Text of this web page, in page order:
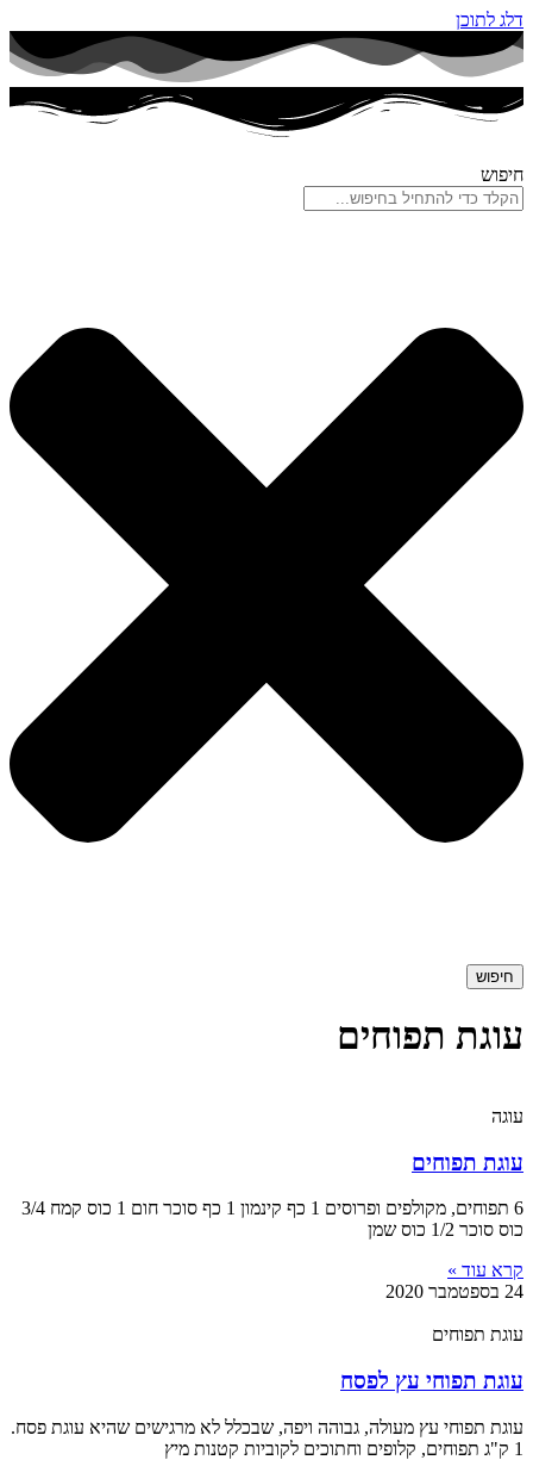
דלג לתוכן
חיפוש
חיפוש
עוגת תפוחים
עוגה
עוגת תפוחים
6 תפוחים, מקולפים ופרוסים 1 כף קינמון 1 כף סוכר חום 1 כוס קמח 3/4
כוס סוכר 1/2 כוס שמן
קרא עוד »
24 בספטמבר 2020
עוגת תפוחים
עוגת תפוחי עץ לפסח
עוגת תפוחי עץ מעולה, גבוהה ויפה, שבכלל לא מרגישים שהיא עוגת פסח.
1 ק"ג תפוחים, קלופים וחתוכים לקוביות קטנות מיץ